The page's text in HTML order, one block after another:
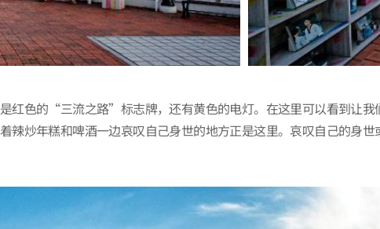
红色的“三流之路”标志牌，还有黄色的电灯。在这里可以看到让
辣炒年糕和啤酒一边哀叹自己身世的地方正是这里。哀叹自己的身